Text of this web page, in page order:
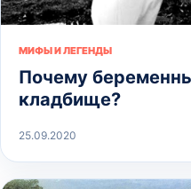
МИФЫ И ЛЕГЕНДЫ
Почему
кладбище?
25.09.2020